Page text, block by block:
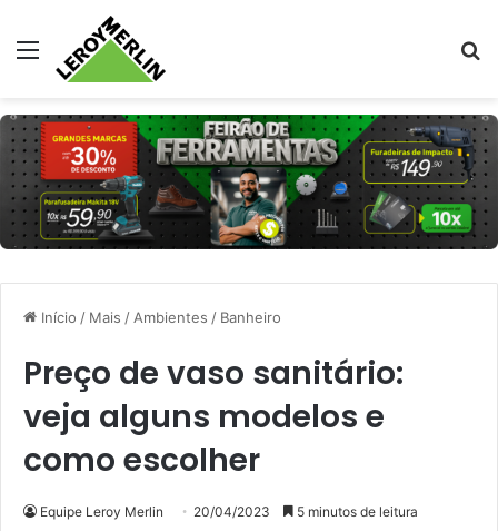
Menu
Início / Mais /Ambientes / Banheiro
Preço de vaso sanitário:
veja alguns modelos e
como escolher
Equipe Leroy Merlin 20/04/2023 5 minutos de leitura